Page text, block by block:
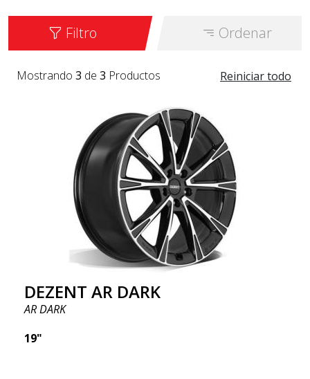
Filtro Ordenar
Reiniciar todo
Mostrando 3 de 3 Productos
DEZENT AR DARK
AR DARK
19"